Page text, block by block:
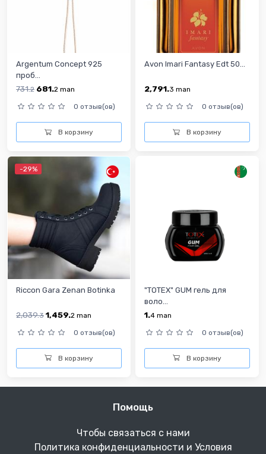
Argentum Concept 925
проб...
731.2 681.2 man
0 отзыв(ов)
В корзину
Avon Imari Fantasy Edt 50...
2,791.3 man
0 отзыв(ов)
В корзину
-29%
Riccon Gara Zenan Botinka
2,039.3 1,459.2 man
0 отзыв(ов)
В корзину
"TOTEX" GUM гель для
воло...
1.4 man
0 отзыв(ов)
В корзину
Помощь
Чтобы связаться с нами
Политика конфиденциальности и Условия